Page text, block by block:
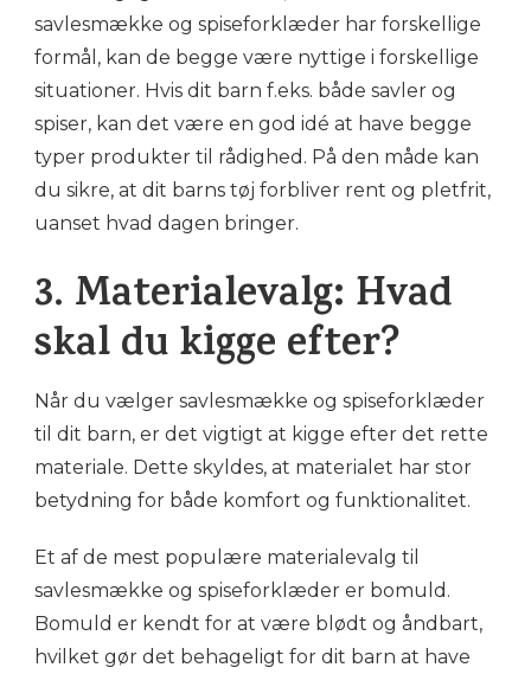
savlesmække og spiseforklæder har forskellige
formål, kan de begge være nyttige i forskellige
situationer. Hvis dit barn f.eks. både savler og
spiser, kan det være en god idé at have begge
typer produkter til rådighed. På den måde kan
du sikre, at dit barns tøj forbliver rent og pletfrit,
uanset hvad dagen bringer.
3. Materialevalg: Hvad
skal du kigge efter?
Når du vælger savlesmække og spiseforklæder
til dit barn, er det vigtigt at kigge efter det rette
materiale. Dette skyldes, at materialet har stor
betydning for både komfort og funktionalitet.
Et af de mest populære materialevalg til
savlesmække og spiseforklæder er bomuld.
Bomuld er kendt for at være blødt og åndbart,
hvilket gør det behageligt for dit barn at have